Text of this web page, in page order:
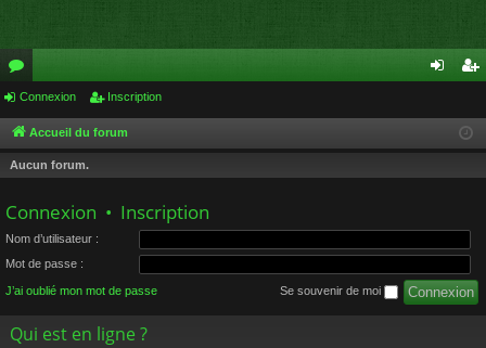
or
u
m
cri
Connexion Inscription
Accueil du forum
Aucun forum.
Connexion • Inscription
Nom d’utilisateur :
Mot de passe :
J’ai oublié mon mot de passe Se souvenir de moi
Qui est en ligne ?